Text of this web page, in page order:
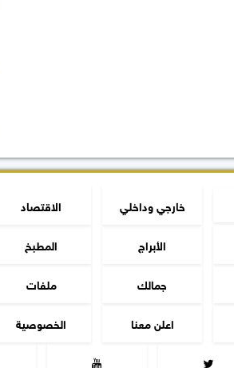
خارجي وداخلي الاقتصاد
الأبراج المطبخ
جمالك ملفات
اعلن معنا الخصوصية

